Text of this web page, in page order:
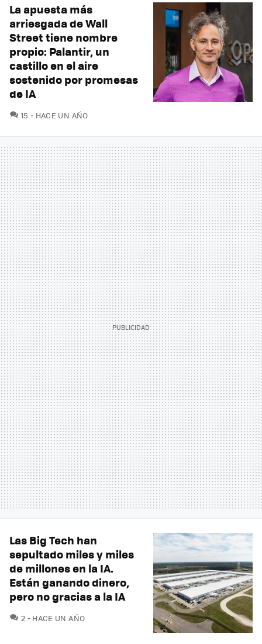
La apuesta más
arriesgada de Wall
Street tiene nombre
propio: Palantir, un
castillo en el aire
sostenido por promesas
de IA
15 COMENTARIOS
HACE UN AÑO
Las Big Tech han
sepultado miles y miles
de millones en la IA.
Están ganando dinero,
pero no gracias a la IA
2 COMENTARIOS
HACE UN AÑO